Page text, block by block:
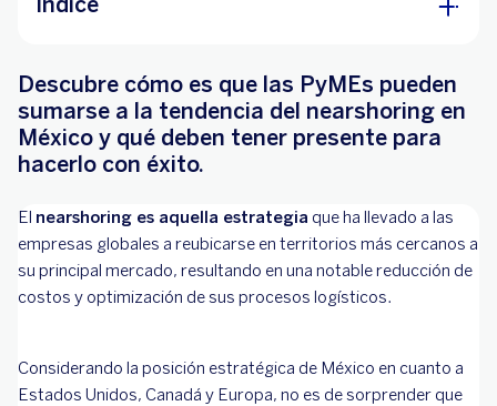
Hay diversos beneficios fiscales
Mayores oportunidades laborales
Acceso a nuevos mercados y clientes
¿Cómo aumentar la competitividad de la
empresa con el nearshoring?
Si tu PyME ya es parte de la cadena de
de proveedores
Descubre cómo es que las PyMEs pueden
sumarse a la tendencia del nearshoring en
México y qué deben tener presente para
hacerlo con éxito.
El nearshoring es aquella estrategia que ha llevado a las
empresas globales a reubicarse en territorios más cercanos a
su principal mercado, resultando en una notable reducción de
costos y optimización de sus procesos logísticos.
Considerando la posición estratégica de México en cuanto a
Estados Unidos, Canadá y Europa, no es de sorprender que